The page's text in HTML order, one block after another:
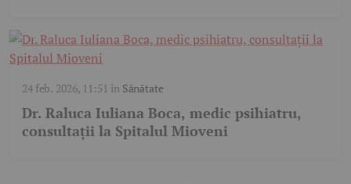
24 feb. 2026, 11:51 în Sănătate
Dr. Raluca Iuliana Boca, medic psihiatru,
consultații la Spitalul Mioveni